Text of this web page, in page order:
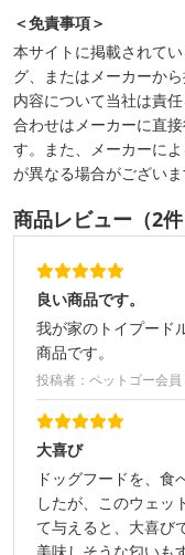
＜免責事項＞
本サイトに掲載されて
グ、またはメーカーか
内容について当社は責
合わせはメーカーに直
す。また、メーカーに
が異なる場合がございま
商品レビュー（2件
良い商品です。
我が家のトイプー
商品です。
投稿者：ペットゴー会員
大喜び
ドッグフードを、食
したが、このウェッ
て与えると、大喜び